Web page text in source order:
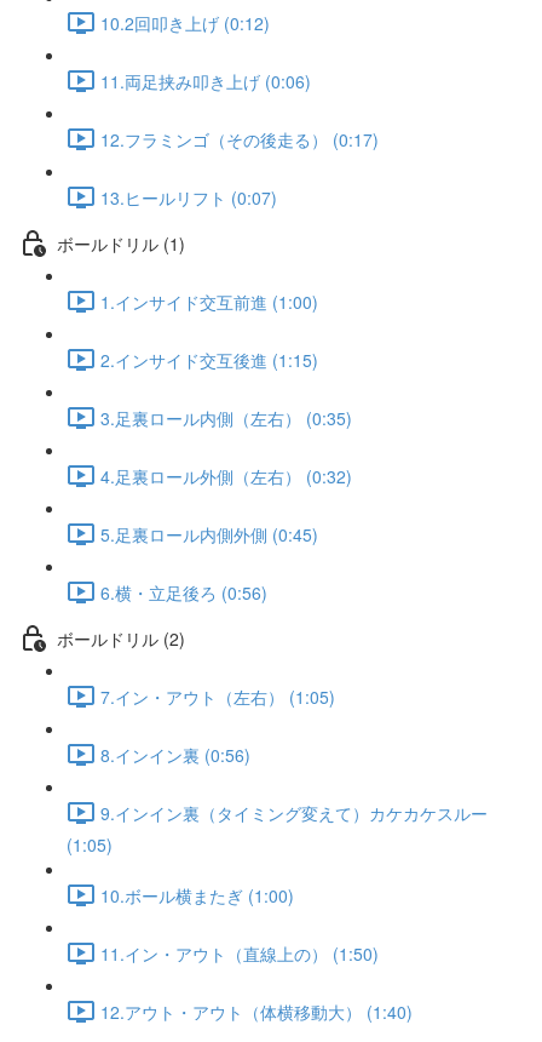
10.2回叩き上げ (0:12)
11.両足挟み叩き上げ (0:06)
12.フラミンゴ（その後走る） (0:17)
13.ヒールリフト (0:07)
ボールドリル (1)
1.インサイド交互前進 (1:00)
2.インサイド交互後進 (1:15)
3.足裏ロール内側（左右） (0:35)
4.足裏ロール外側（左右） (0:32)
5.足裏ロール内側外側 (0:45)
6.横・立足後ろ (0:56)
ボールドリル (2)
7.イン・アウト（左右） (1:05)
8.インイン裏 (0:56)
9.インイン裏（タイミング変えて）カケカケスルー
(1:05)
10.ボール横またぎ (1:00)
11.イン・アウト（直線上の） (1:50)
12.アウト・アウト（体横移動大） (1:40)